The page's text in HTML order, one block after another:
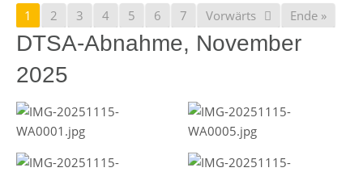
1 2 3 4 5 6 7 Vorwärts Ende »
DTSA-Abnahme, November
2025